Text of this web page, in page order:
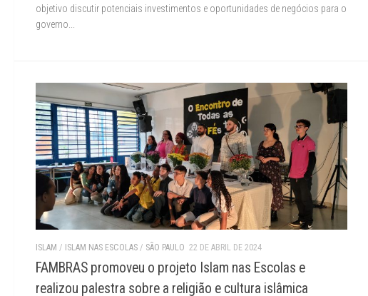
objetivo discutir potenciais investimentos e oportunidades de negócios para o
governo...
ISLAM / ISLAM NAS ESCOLAS / SÃO PAULO 22 DE ABRIL DE 2024
FAMBRAS promoveu o projeto Islam nas Escolas e
realizou palestra sobre a religião e cultura islâmica